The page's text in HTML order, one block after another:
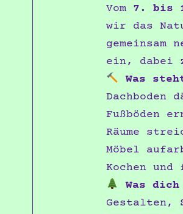
Vom 7. bis
wir das
ein, dabei
Was
Dachboden
Fußböden
Räume
Möbel
Kochen
Was
Gestalten,